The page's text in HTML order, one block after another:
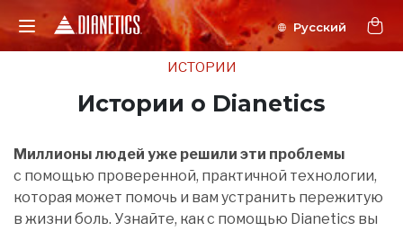
ИСТОРИИ
Истории о Dianetics
Миллионы людей уже решили эти проблемы
с помощью проверенной, практичной технологии,
которая может помочь и вам устранить пережитую
в жизни боль. Узнайте, как с помощью Dianetics вы